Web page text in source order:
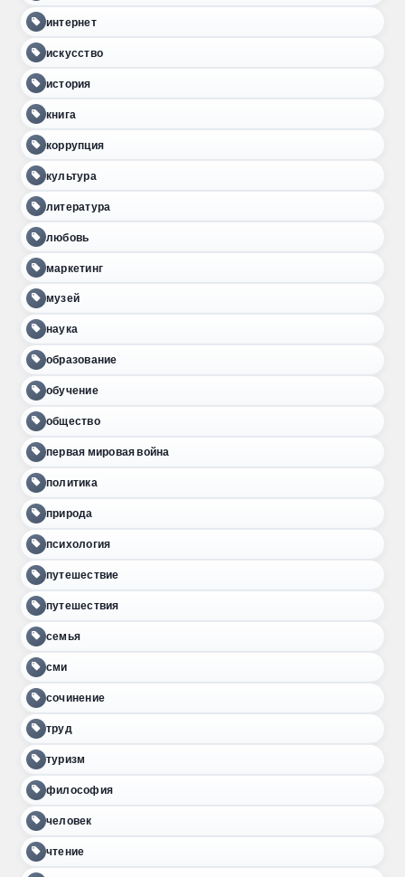
интернет
искусство
история
книга
коррупция
культура
литература
любовь
маркетинг
музей
наука
образование
обучение
общество
первая мировая война
политика
природа
психология
путешествие
путешествия
семья
сми
сочинение
труд
туризм
философия
человек
чтение